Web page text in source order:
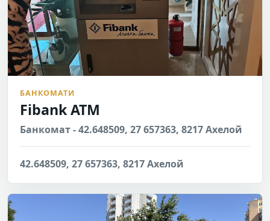
БАНКОМАТИ
Fibank ATM
Банкомат - 42.648509, 27 657363, 8217 Ахелой
42.648509, 27 657363, 8217 Ахелой